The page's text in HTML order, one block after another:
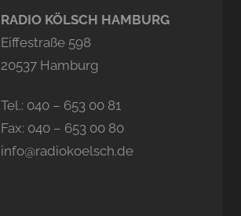
RADIO KÖLSCH HAMBURG
Eiffestraße 598
20537 Hamburg
Tel.: 040 – 653 00 81
Fax: 040 – 653 00 80
info@radiokoelsch.de